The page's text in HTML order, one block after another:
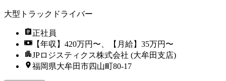
大型トラックドライバー
正社員
【年収】420万円〜、【月給】35万円〜
JPロジスティクス株式会社 (大牟田支店)
福岡県大牟田市四山町80-17